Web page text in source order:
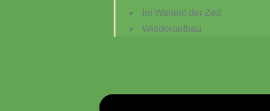
Im Wandel der Zeit
Wiederaufbau